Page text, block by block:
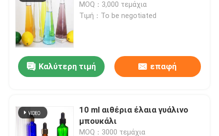
Αρχική Σελίδα
Σχετικά με εμάς
MOQ：3,000 τεμάχια
Τιμή：To be negotiated
Καλύτερη τιμή επαφή
10 ml αιθέρια έλαια γυάλινο
μπουκάλι
MOQ：3000 τεμάχια